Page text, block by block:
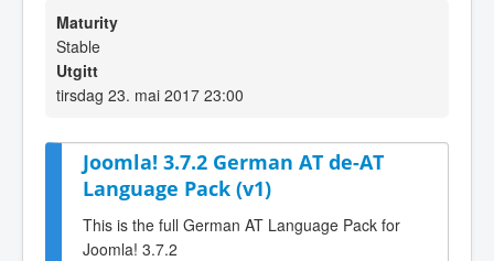
Maturity
Stable
Utgitt
tirsdag 23. mai 2017 23:00
Joomla! 3.7.2 German AT de-AT
Language Pack (v1)
This is the full German AT Language Pack for
Joomla! 3.7.2